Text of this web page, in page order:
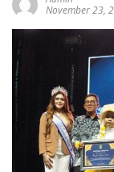
November 23,